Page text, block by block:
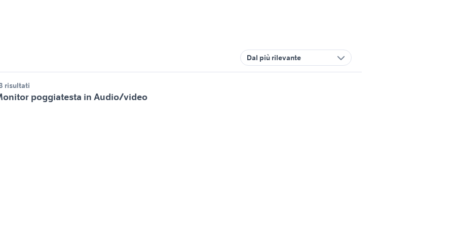
Dal più rilevante
risultati
poggiatesta in Audio/video